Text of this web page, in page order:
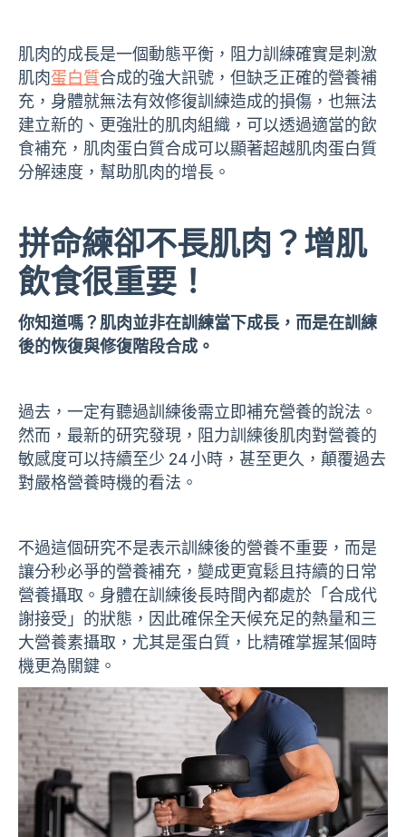
肌肉的成長是一個動態平衡，阻力訓練確實是刺激
肌肉蛋白質合成的強大訊號，但缺乏正確的營養補
充，身體就無法有效修復訓練造成的損傷，也無法
建立新的、更強壯的肌肉組織，可以透過適當的飲
食補充，肌肉蛋白質合成可以顯著超越肌肉蛋白質
分解速度，幫助肌肉的增長。
拼命練卻不長肌肉？增肌
飲食很重要！
你知道嗎？肌肉並非在訓練當下成長，而是在訓練
後的恢復與修復階段合成。
過去，一定有聽過訓練後需立即補充營養的說法。
然而，最新的研究發現，阻力訓練後肌肉對營養的
敏感度可以持續至少 24 小時，甚至更久，顛覆過去
對嚴格營養時機的看法。
不過這個研究不是表示訓練後的營養不重要，而是
讓分秒必爭的營養補充，變成更寬鬆且持續的日常
營養攝取。身體在訓練後長時間內都處於「合成代
謝接受」的狀態，因此確保全天候充足的熱量和三
大營養素攝取，尤其是蛋白質，比精確掌握某個時
機更為關鍵。